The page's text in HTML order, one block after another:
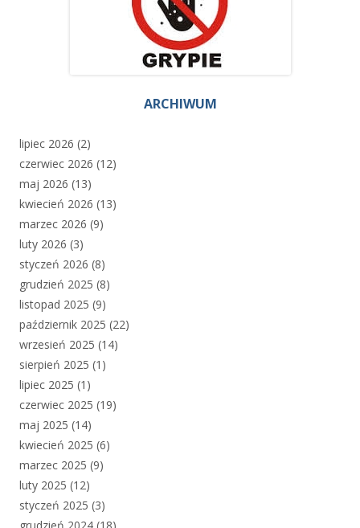
ARCHIWUM
lipiec 2026 (2)
czerwiec 2026 (12)
maj 2026 (13)
kwiecień 2026 (13)
marzec 2026 (9)
luty 2026 (3)
styczeń 2026 (8)
grudzień 2025 (8)
listopad 2025 (9)
październik 2025 (22)
wrzesień 2025 (14)
sierpień 2025 (1)
lipiec 2025 (1)
czerwiec 2025 (19)
maj 2025 (14)
kwiecień 2025 (6)
marzec 2025 (9)
luty 2025 (12)
styczeń 2025 (3)